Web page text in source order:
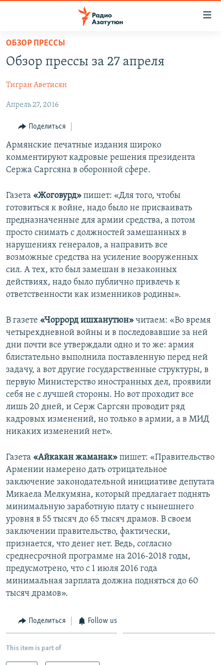
Перейти
основному
Перейти
навигации
поиску
ГЛАВНАЯ
НОВОСТИ
ПОЛИТИКА
ОБЩЕСТВО
ЭКОНОМИКА
РЕГИОН
НАГОРНЫЙ КАРАБАХ
КУЛЬТУРА
СПОРТ
АРХИВ
Հայերեն
English
Русский
ОБЗОР ПРЕССЫ
Обзор прессы за 27 апреля
Тигран Аветисян
Апрель 27, 2016
Поделиться
Армянские печатные издания широко
комментируют кадровые решения президента
Сержа Саргсяна в оборонной сфере.
Газета «Жоговурд» пишет: «Для того, чтобы
готовиться к войне, надо было не присваивать
предназначенные для армии средства, а потом
просто снимать с должностей замешанных в
нарушениях генералов, а направить все
возможные средства на усиление вооруженных
сил. А тех, кто был замешан в незаконных
действиях, надо было публично привлечь к
ответственности как изменников родины».
В газете «Чоррорд ишханутюн» читаем: «Во время
четырехдневной войны и в последовавшие за ней
дни почти все утверждали одно и то же: армия
блистательно выполнила поставленную перед ней
задачу, а вот другие государственные структуры, в
первую Министерство иностранных дел, проявили
себя не c лучшей стороны. Но вот проходит все
лишь 20 дней, и Серж Саргсян проводит ряд
кадровых изменений, но только в армии, а в МИД
никаких изменений нет».
Газета «Айкакан жаманак» пишет: «Правительство
Армении намерено дать отрицательное
заключение законодательной инициативе депутата
Микаела Мелкумяна, который предлагает поднять
минимальную заработную плату с нынешнего
уровня в 55 тысяч до 65 тысяч драмов. В своем
заключении правительство, фактически,
признается, что денег нет. Ведь, согласно
среднесрочной программе на 2016-2018 годы,
предусмотрено, что с 1 июля 2016 года
минимальная зарплата должна подняться до 60
тысяч драмов».
Поделиться Follow us
This item is part of